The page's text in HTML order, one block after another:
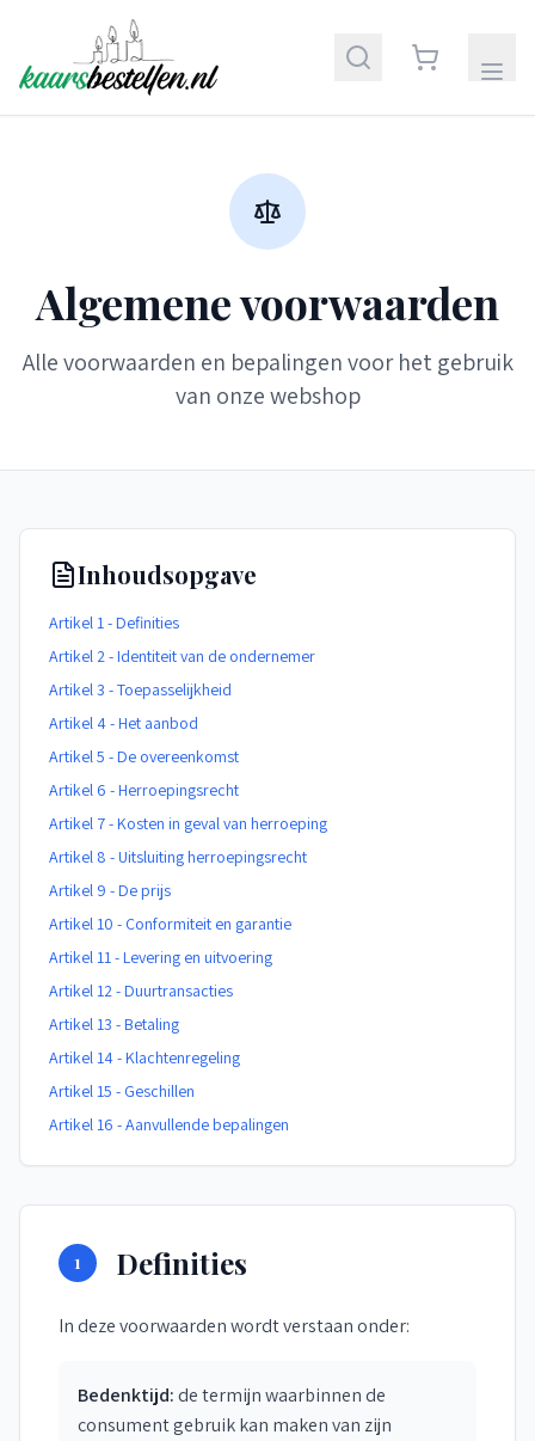
Algemene voorwaarden
Alle voorwaarden en bepalingen voor het gebruik
van onze webshop
Inhoudsopgave
Artikel 1 - Definities
Artikel 2 - Identiteit van de ondernemer
Artikel 3 - Toepasselijkheid
Artikel 4 - Het aanbod
Artikel 5 - De overeenkomst
Artikel 6 - Herroepingsrecht
Artikel 7 - Kosten in geval van herroeping
Artikel 8 - Uitsluiting herroepingsrecht
Artikel 9 - De prijs
Artikel 10 - Conformiteit en garantie
Artikel 11 - Levering en uitvoering
Artikel 12 - Duurtransacties
Artikel 13 - Betaling
Artikel 14 - Klachtenregeling
Artikel 15 - Geschillen
Artikel 16 - Aanvullende bepalingen
1 Definities
In deze voorwaarden wordt verstaan onder:
Bedenktijd:de termijn waarbinnen de
consument gebruik kan maken van zijn